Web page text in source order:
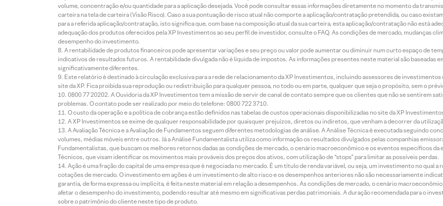
volume, concentração e/ou quantidade para a aplicação desejada. Você pode consultar essas informações diretamente no momento da
carteira na tela de carteira (Visão Risco). Caso a sua pontuação de risco atual não comporte a aplicação/contratação pretendida, ou caso
para a referida aplicação/contratação, isto significa que, com base na composição atual da sua carteira, esta aplicação/contratação não está
adequação dos produtos oferecidos pela XP Investimentos ao seu perfil de investidor, consulte o FAQ. As condições de mercado, mudanças
desempenho do investimento.
A rentabilidade de produtos financeiros pode apresentar variações e seu preço ou valor pode aumentar ou diminuir num curto espaço de
indicativos de resultados futuros. A rentabilidade divulgada não é líquida de impostos. As informações presentes neste material são baseadas
significativamente diferentes.
Este relatório é destinado à circulação exclusiva para a rede de relacionamento da XP Investimentos, incluindo assessores de investimentos
site da XP. Fica proibida sua reprodução ou redistribuição para qualquer pessoa, no todo ou em parte, qualquer que seja o propósito, sem o
0800 77 20202. A Ouvidoria da XP Investimentos tem a missão de servir de canal de contato sempre que os clientes que não se sentirem
problemas. O contato pode ser realizado por meio do telefone: 0800 722 3710.
O custo da operação e a política de cobrança estão definidos nas tabelas de custos operacionais disponibilizadas no site da XP
A XP Investimentos se exime de qualquer responsabilidade por quaisquer prejuízos, diretos ou indiretos, que venham a decorrer da
A Avaliação Técnica e a Avaliação de Fundamentos seguem diferentes metodologias de análise. A Análise Técnica é executada seguindo
volumes, médias móveis entre outros. Já a Análise Fundamentalista utiliza como informação os resultados divulgados pelas companhias
Fundamentalistas, que buscam os melhores retornos dadas as condições de mercado, o cenário macroeconômico e os eventos específicos
Técnicos, que visam identificar os movimentos mais prováveis dos preços dos ativos, com utilização de “stops” para limitar as possíveis perdas.
Ação é uma fração do capital de uma empresa que é negociada no mercado. É um título de renda variável, ou seja, um investimento no qual
cotações de mercado. O investimento em ações é um investimento de alto risco e os desempenhos anteriores não são necessariamente
garantia, de forma expressa ou implícita, é feita neste material em relação a desempenhos. As condições de mercado, o cenário
afetar o desempenho do investimento, podendo resultar até mesmo em significativas perdas patrimoniais. A duração recomendada para o
sobre o patrimônio do cliente neste tipo de produto.